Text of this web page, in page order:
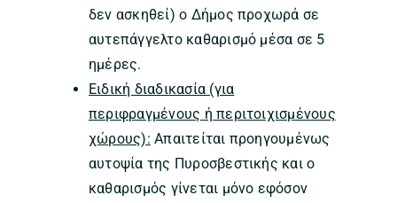
δεν ασκηθεί) ο Δήμος προχωρά σε
αυτεπάγγελτο καθαρισμό μέσα σε 5
ημέρες.
Ειδική διαδικασία (για
περιφραγμένους ή περιτοιχισμένους
χώρους): Απαιτείται προηγουμένως
αυτοψία της Πυροσβεστικής και ο
καθαρισμός γίνεται μόνο εφόσον